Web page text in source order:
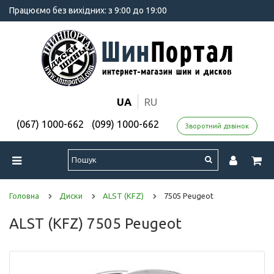
Працюємо без вихідних: з 9:00 до 19:00
UA RU
(067) 1000-662 (099) 1000-662 Зворотний дзвінок
Головна Диски ALST (KFZ) 7505 Peugeot
ALST (KFZ) 7505 Peugeot